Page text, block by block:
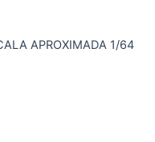
APROXIMADA 1/64